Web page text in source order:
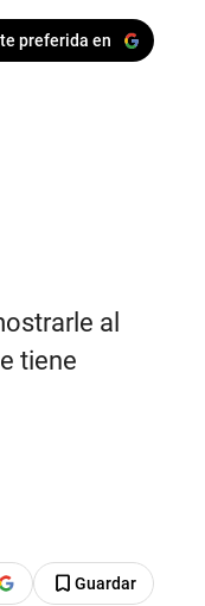
preferida en
al
tiene
Guardar